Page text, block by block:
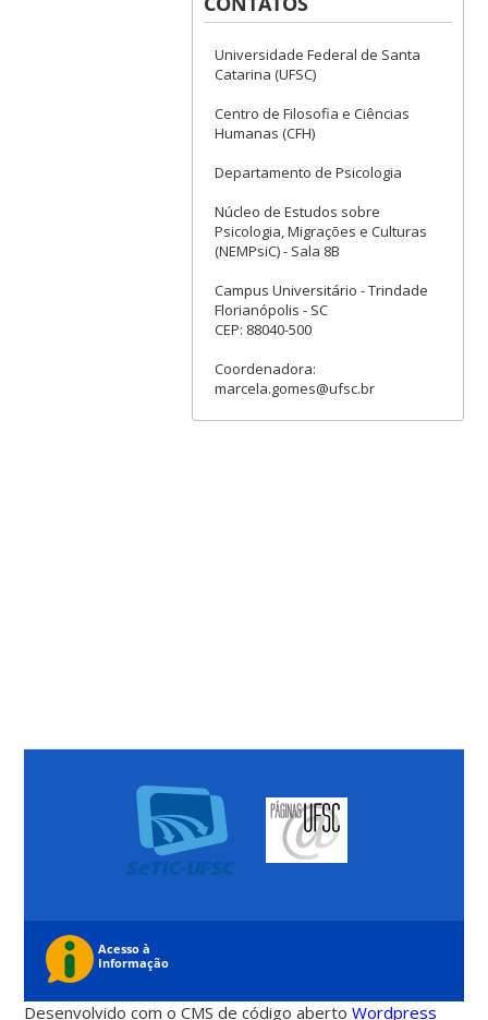
Universidade Federal de Santa
Catarina (UFSC)
Centro de Filosofia e Ciências
Humanas (CFH)
Departamento de Psicologia
Núcleo de Estudos sobre
Psicologia, Migrações e Culturas
(NEMPsiC) - Sala 8B
Campus Universitário - Trindade
Florianópolis - SC
CEP: 88040-500
Coordenadora:
marcela.gomes@ufsc.br
Desenvolvido com o CMS de código abertoWordpress